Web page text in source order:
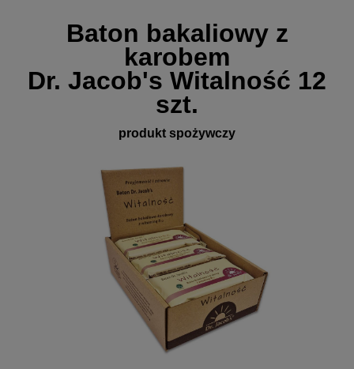
Baton bakaliowy z
karobem
Dr. Jacob's Witalność 12
szt.
produkt spożywczy